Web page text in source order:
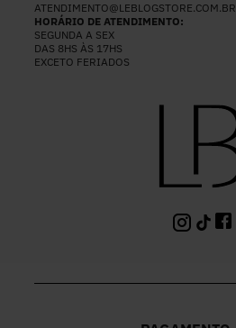
ATENDIMENTO@LEBLOGSTORE.COM.BR
HORÁRIO DE ATENDIMENTO:
SEGUNDA A SEX
DAS 8HS ÀS 17HS
EXCETO FERIADOS